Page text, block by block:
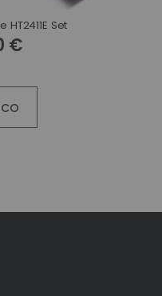
Set
€